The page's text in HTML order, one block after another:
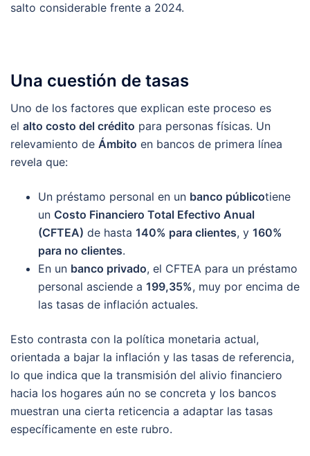
salto considerable frente a 2024.
Una cuestión de tasas
Uno de los factores que explican este proceso es
el alto costo del crédito para personas físicas. Un
relevamiento de Ámbito en bancos de primera línea
revela que:
Un préstamo personal en un banco públicotiene
un Costo Financiero Total Efectivo Anual
(CFTEA) de hasta 140% para clientes, y 160%
para no clientes.
En un banco privado, el CFTEA para un préstamo
personal asciende a 199,35%, muy por encima de
las tasas de inflación actuales.
Esto contrasta con la política monetaria actual,
orientada a bajar la inflación y las tasas de referencia,
lo que indica que la transmisión del alivio financiero
hacia los hogares aún no se concreta y los bancos
muestran una cierta reticencia a adaptar las tasas
específicamente en este rubro.